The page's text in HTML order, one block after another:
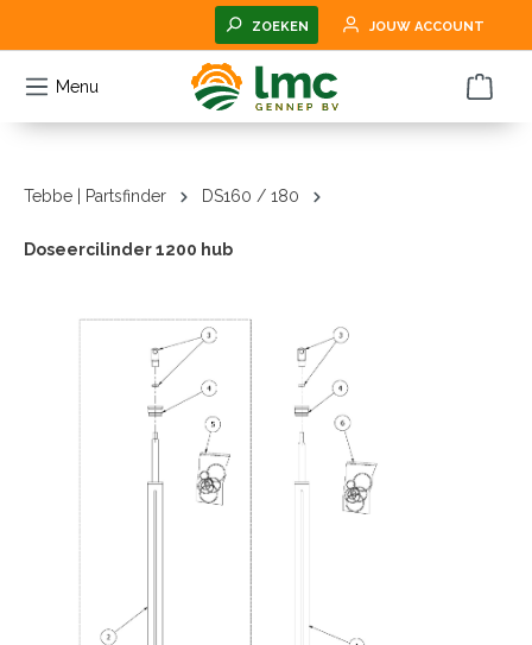
ZOEKEN JOUW ACCOUNT
Menu
Tebbe | Partsfinder DS160 / 180
Doseercilinder 1200 hub